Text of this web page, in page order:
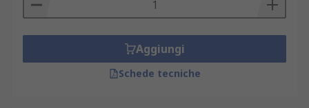
Aggiungi
Schede tecniche